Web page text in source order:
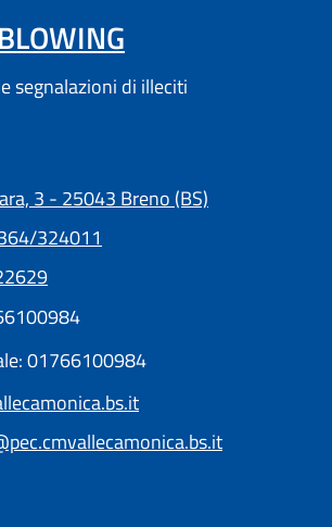
segnalazioni di illeciti
3 - 25043 Breno (BS)
324011
01766100984